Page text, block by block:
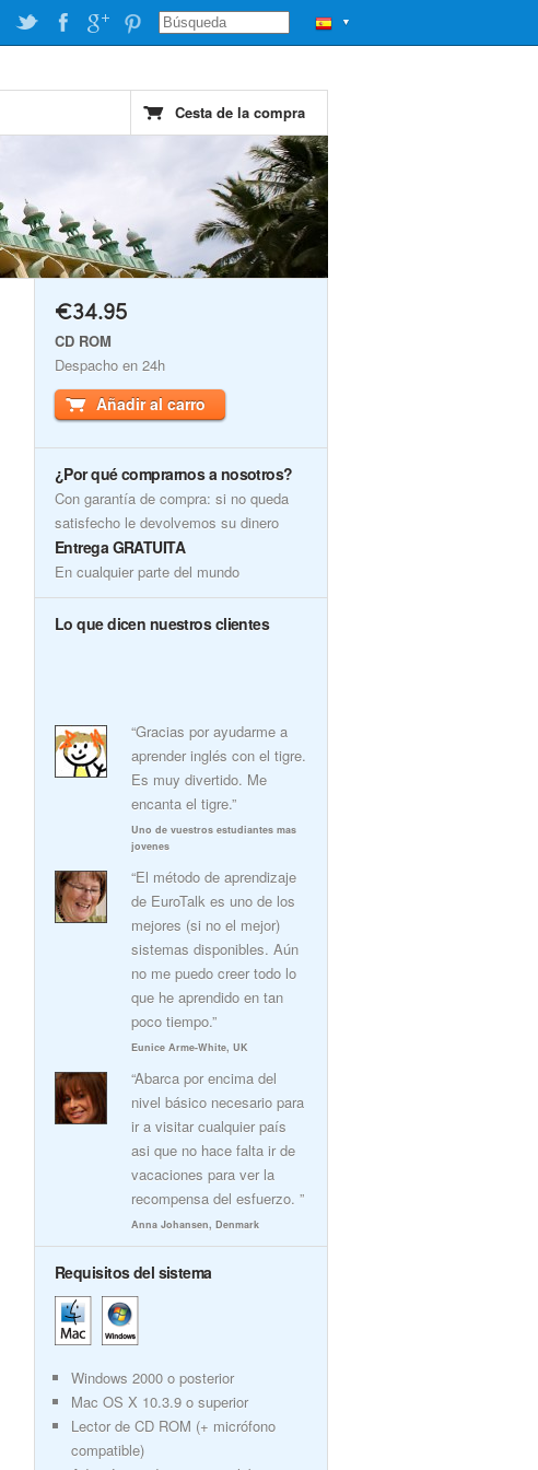
▼
Cesta de la compra
€34.95
CD ROM
Despacho en 24h
Añadir al carro
¿Por qué comprarnos a nosotros?
Con garantía de compra: si no queda
satisfecho le devolvemos su dinero
Entrega GRATUITA
En cualquier parte del mundo
Lo que dicen nuestros clientes
“Gracias por ayudarme a
aprender inglés con el tigre.
Es muy divertido. Me
encanta el tigre.”
Uno de vuestros estudiantes mas
jovenes
“El método de aprendizaje
de EuroTalk es uno de los
mejores (si no el mejor)
sistemas disponibles. Aún
no me puedo creer todo lo
que he aprendido en tan
poco tiempo.”
Eunice Arme-White, UK
“Abarca por encima del
nivel básico necesario para
ir a visitar cualquier país
asi que no hace falta ir de
vacaciones para ver la
recompensa del esfuerzo. ”
Anna Johansen, Denmark
Requisitos del sistema
Windows 2000 o posterior
Mac OS X 10.3.9 o superior
Lector de CD ROM (+ micrófono
compatible)